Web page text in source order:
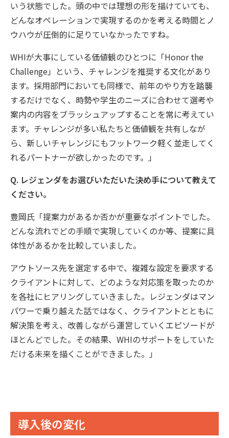
いう状態でした。頭の中では理想の形を描けていても、
どんなオペレーションで実現するのかを考える時間とノ
ウハウが圧倒的に足りていなかったですね。
WHIが大事にしている価値観のひとつに「Honor the
Challenge」という、チャレンジを推奨する文化があり
ます。採用部門においても同様で、前年のやり方を踏襲
するだけでなく、時勢や学生のニーズに合わせて選考や
案内の内容をブラッシュアップすることを常に考えてい
ます。チャレンジが多い私たちと価値観を共有しなが
ら、新しいチャレンジにもフットワーク軽く並走してく
れるパートナーが欲しかったのです。」
Q. レジェンダをお選びいただいた決め手について教えて
ください。
豊岡氏「提案力があるか否かが重要なポイントでした。
どんな流れでどの手順で実現していくのか等、提案に具
体性があるかを比較していました。
アウトソース先を選定する中で、複雑な設定を要求する
クライアントに対して、どのような対応策を取ったのか
を各社にヒアリングしていきました。レジェンダはマン
パワーで乗り越えた話ではなく、クライアントとともに
解決策を考え、改善しながら運営していくエピソードが
ほとんどでした。その結果、WHIのサポートをしていた
だける未来を描くことができました。」
導入後の変化